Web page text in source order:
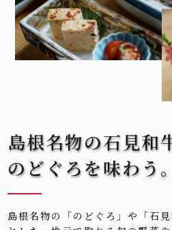
島根名物の石見和
のどぐろを味わう。
島根名物の「のどぐろ」や「石